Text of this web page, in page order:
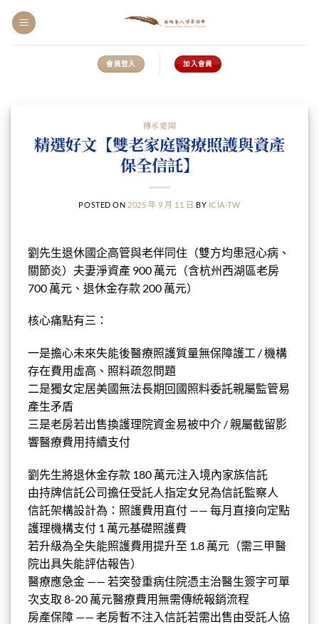
會員登入 加入會員
傳承要聞
精選好文【雙老家庭醫療照護與資產
保全信託】
POSTED ON 2025 年 9 月 11 日 BY ICIA-TW
劉先生退休國企高管與老伴同住（雙方均患冠心病、
關節炎）夫妻淨資產 900 萬元（含杭州西湖區老房
700 萬元、退休金存款 200 萬元）
核心痛點有三：
一是擔心未來失能後醫療照護質量無保障護工 / 機構
存在費用虛高、照料疏忽問題
二是獨女定居美國無法長期回國照料委託親屬監管易
產生矛盾
三是老房若出售換護理院資金易被中介 / 親屬截留影
響醫療費用持續支付
劉先生將退休金存款 180 萬元注入境內家族信託
由持牌信託公司擔任受託人指定女兒為信託監察人
信託架構設計為：照護費用直付 —— 每月直接向定點
護理機構支付 1 萬元基礎照護費
若升級為全失能照護費用提升至 1.8 萬元（需三甲醫
院出具失能評估報告）
醫療應急金 —— 若突發重病住院憑主治醫生簽字可單
次支取 8-20 萬元醫療費用無需傳統報銷流程
房產保障 —— 老房暫不注入信託若需出售由受託人協